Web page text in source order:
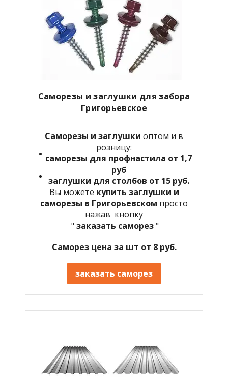
Саморезы и заглушки для забора
Григорьевское
Саморезы и заглушки оптом и в
розницу:
саморезы для профнастила от 1,7
руб
заглушки для столбов от 15 руб.
Вы можете купить заглушки и
саморезы в Григорьевском просто
нажав кнопку
" заказать саморез"
Саморез цена за шт от 8 руб.
заказать саморез